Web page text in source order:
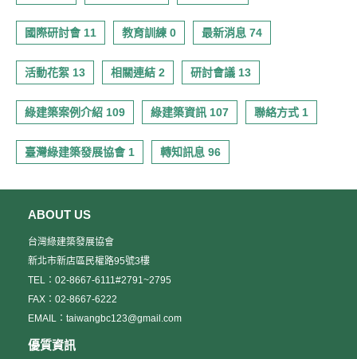
國際研討會 11 教育訓練 0 最新消息 74
活動花絮 13 相關連結 2 研討會議 13
綠建築案例介紹 109 綠建築資訊 107 聯絡方式 1
臺灣綠建築發展協會 1 轉知訊息 96
ABOUT US
台灣綠建築發展協會
新北市新店區民權路95號3樓
TEL：02-8667-6111#2791~2795
FAX：02-8667-6222
EMAIL：taiwangbc123@gmail.com
優質資訊